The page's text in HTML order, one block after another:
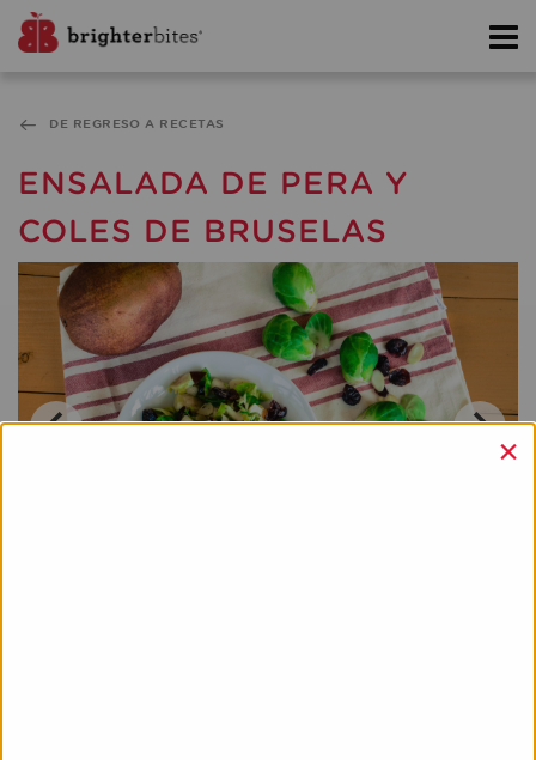
DE REGRESO A RECETAS
ENSALADA DE PERA Y
COLES DE BRUSELAS
×